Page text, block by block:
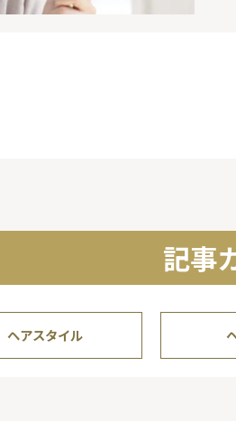
記事
ヘアスタイル